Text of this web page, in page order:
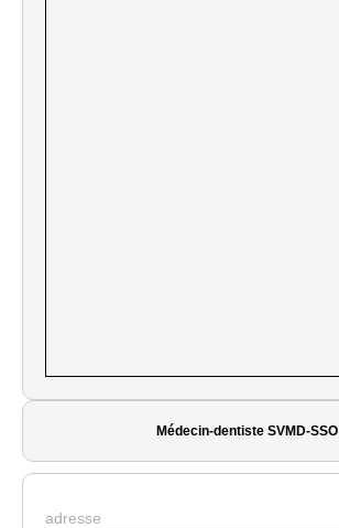
Médecin-dentiste SVMD-SSO
adresse